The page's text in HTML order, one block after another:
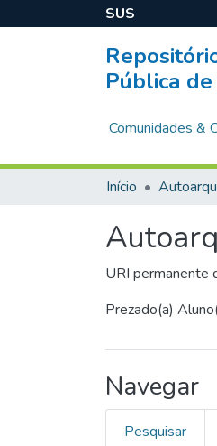
SUS
Pública
Comunidades &
Início
URI permanente
Prezado(a)
Navegar
Pesquisar